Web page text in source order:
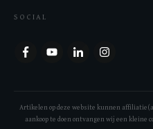
SOCIAL
Artikelen op deze website kunnen
aankoop te doen ontvangen wij een kleine